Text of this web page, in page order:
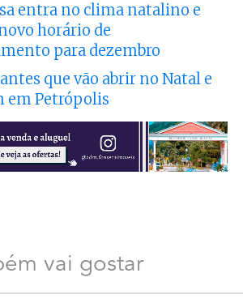
entra no clima natalino e
horário de
para dezembro
que vão abrir no Natal e
em Petrópolis
vai gostar